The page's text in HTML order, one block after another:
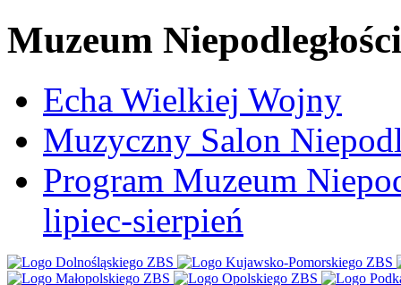
Muzeum Niepodległości
Echa Wielkiej Wojny
Muzyczny Salon
Program Muzeum
lipiec-sierpień